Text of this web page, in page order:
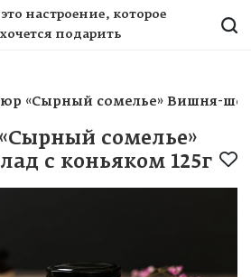
настроение, которое
хочется подарить
«Сырный сомелье» Вишня-
сомелье»
с коньяком 125г